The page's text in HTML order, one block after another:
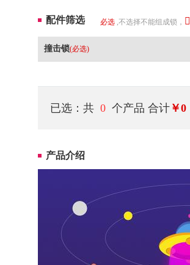
配件筛选 必选 ,不选择不能组成锁，
撞击锁(必选)
已选：共 0 个产品 合计 ￥0
产品介绍